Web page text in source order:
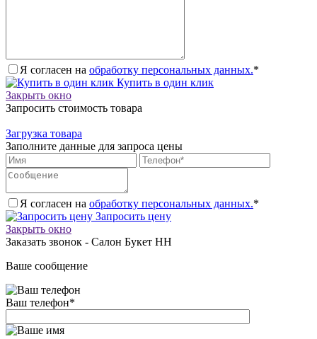
Я согласен на обработку персональных данных.*
Купить в один клик
Закрыть окно
Запросить стоимость товара
Загрузка товара
Заполните данные для запроса цены
Я согласен на обработку персональных данных.*
Запросить цену
Закрыть окно
Заказать звонок - Салон Букет НН
Ваше сообщение
Ваш телефон*